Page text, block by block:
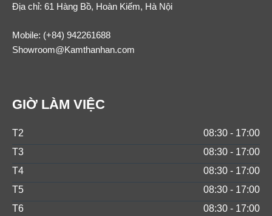
Địa chỉ: 61 Hàng Bồ, Hoàn Kiếm, Hà Nội
Mobile: (+84) 942261688
Showroom@Kamthanhan.com
GIỜ LÀM VIỆC
T2
08:30 - 17:00
T3
08:30 - 17:00
T4
08:30 - 17:00
T5
08:30 - 17:00
T6
08:30 - 17:00